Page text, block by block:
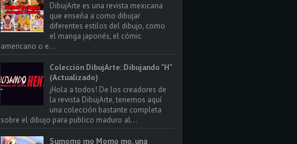
DibujArte es una revista mexicana
que enseña a como dibujar
diferentes estilos del dibujo, como
el manga japonés, el cómic
americano o e...
Colección DibujArte: Dibujando "H"
(Actualizado)
¡Hola a todos! De los creadores de
la revista DibujArte, tenemos aquí
una colección bastante completa
sobre el dibujo para publico maduro al...
Sumomo mo Momo mo, una